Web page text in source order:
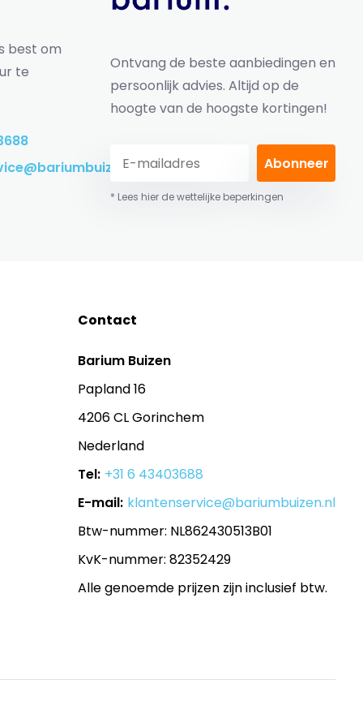
best om
te
Ontvang de beste aanbiedingen en
persoonlijk advies. Altijd op de
hoogte van de hoogste kortingen!
Abonneer
* Lees hier de wettelijke beperkingen
Contact
Barium Buizen
Papland 16
4206 CL Gorinchem
Nederland
Tel: +31 6 43403688
E-mail: klantenservice@bariumbuizen.nl
Btw-nummer: NL862430513B01
KvK-nummer: 82352429
Alle genoemde prijzen zijn inclusief btw.